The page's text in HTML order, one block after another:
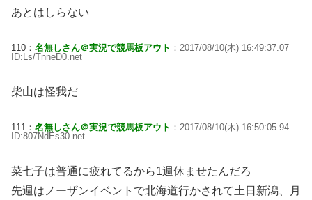
あとはしらない
110： 名無しさん＠実況で競馬板アウト ：2017/08/10(木) 16:49:37.07
ID:Ls/TnneD0.net
柴山は怪我だ
111： 名無しさん＠実況で競馬板アウト ：2017/08/10(木) 16:50:05.94
ID:807NdEs30.net
菜七子は普通に疲れてるから1週休ませたんだろ
先週はノーザンイベントで北海道行かされて土日新潟、月